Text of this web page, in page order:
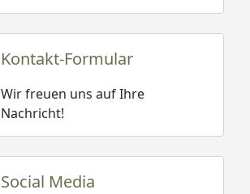
Kontakt-Formular
Wir freuen uns auf Ihre
Nachricht!
Social Media